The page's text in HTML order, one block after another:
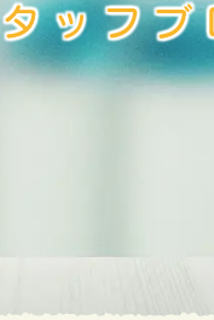
ッフブ